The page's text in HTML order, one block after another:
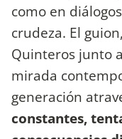
como en
crudeza. El
Quinteros junto
mirada
generación
constantes,